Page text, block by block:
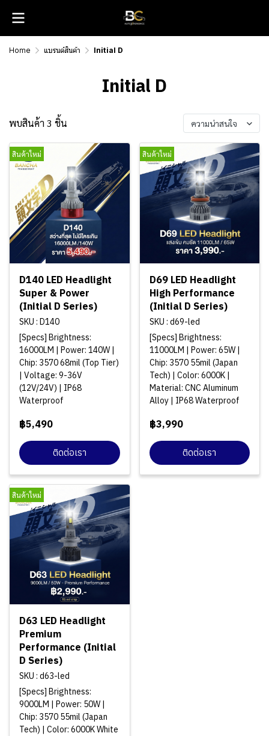
Home แบรนด์สินค้า Initial D
Initial D
พบสินค้า 3 ชิ้น ความน่าสนใจ
สินค้าใหม่
D140 LED Headlight
Super & Power
(Initial D Series)
SKU : D140
[Specs] Brightness:
16000LM | Power: 140W |
Chip: 3570 68mil (Top Tier)
| Voltage: 9-36V
(12V/24V) | IP68
Waterproof
฿5,490
ติดต่อเรา
สินค้าใหม่
D69 LED Headlight
High Performance
(Initial D Series)
SKU : d69-led
[Specs] Brightness:
11000LM | Power: 65W |
Chip: 3570 55mil (Japan
Tech) | Color: 6000K |
Material: CNC Aluminum
Alloy | IP68 Waterproof
฿3,990
ติดต่อเรา
สินค้าใหม่
D63 LED Headlight
Premium
Performance (Initial
D Series)
SKU : d63-led
[Specs] Brightness:
9000LM | Power: 50W |
Chip: 3570 55mil (Japan
Tech) | Color: 6000K White